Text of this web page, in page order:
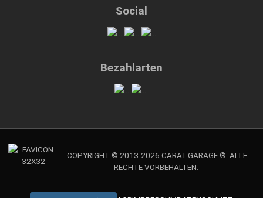
Social
Bezahlarten
COPYRIGHT © 2013-2026 CARAT-GARAGE ®. ALLE
RECHTE VORBEHALTEN.